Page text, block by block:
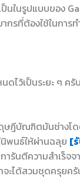
นในรูปแบบของ
กรที่ต้องใช้ในการท
ไว้เป็นระยะ ๆ ค
ษฎีบัณฑิตมันช่างโ
พนธ์ให้ผ่านฉลุย [
รันตีความสำเร็จ
จะได้สวมชุดครุยค